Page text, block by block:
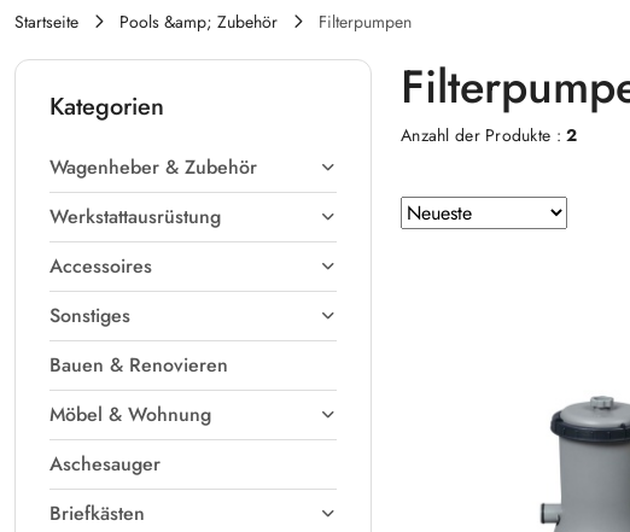
Startseite Pools &amp; Zubehör Filterpumpen
Kategorien
Wagenheber & Zubehör
Werkstattausrüstung
Accessoires
Sonstiges
Bauen & Renovieren
Möbel & Wohnung
Aschesauger
Briefkästen
Anzahl der Produkte :2
Sortierung
angewendet:
Sortieren
nach